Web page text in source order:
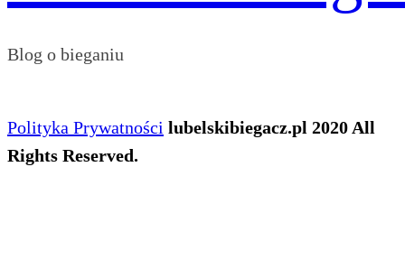
Blog o bieganiu
Polityka Prywatności lubelskibiegacz.pl 2020 All
Rights Reserved.